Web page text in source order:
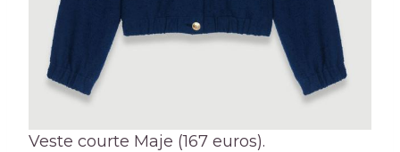
Veste courte Maje (167 euros).